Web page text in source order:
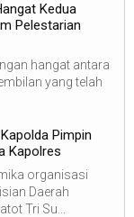
Kedua
Pelestarian
hangat antara
yang telah
Pimpin
Kapolres
organisasi
Daerah
Tri Su...